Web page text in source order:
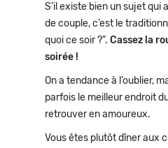
S’il existe bien un sujet qui
de couple, c’est le
quoi ce soir ?”. Cassez la
soirée !
On a tendance à l’oublier,
parfois le meilleur endroit
retrouver en amoureux.
Vous êtes plutôt dîner aux